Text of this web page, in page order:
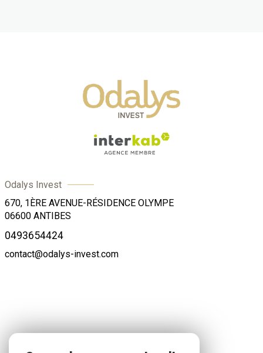
Odalys Invest
670, 1ÈRE AVENUE-RÉSIDENCE OLYMPE
06600 ANTIBES
0493654424
contact@odalys-invest.com